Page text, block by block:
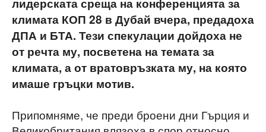
лидерската среща на конференцията за
климата КОП 28 в Дубай вчера, предадоха
ДПА и БТА. Тези спекулации дойдоха не
от речта му, посветена на темата за
климата, а от вратовръзката му, на която
имаше гръцки мотив.
Припомняме, че преди броени дни Гърция и